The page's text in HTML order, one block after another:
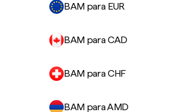
BAM para EUR
BAM para CAD
BAM para CHF
BAM para AMD